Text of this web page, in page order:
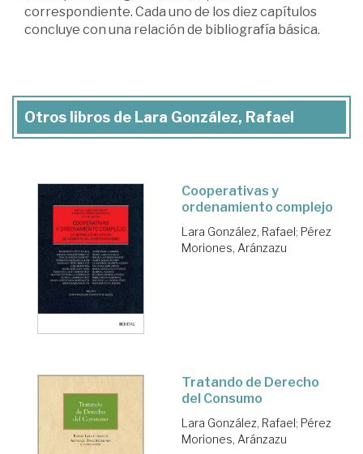
correspondiente. Cada uno de los diez capítulos
concluye con una relación de bibliografía básica.
Otros libros de Lara González, Rafael
Cooperativas y
ordenamiento complejo
Lara González, Rafael; Pérez
Moriones, Aránzazu
Tratando de Derecho
del Consumo
Lara González, Rafael; Pérez
Moriones, Aránzazu